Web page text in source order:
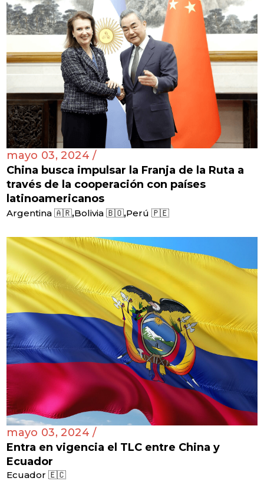
mayo 03, 2024 /
China busca impulsar la Franja de la Ruta a
través de la cooperación con países
latinoamericanos
Argentina 🇦🇷,Bolivia 🇧🇴,Perú 🇵🇪
mayo 03, 2024 /
Entra en vigencia el TLC entre China y
Ecuador
Ecuador 🇪🇨